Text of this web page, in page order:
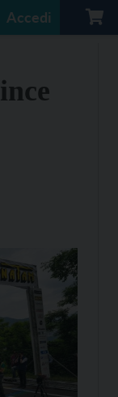
Accedi